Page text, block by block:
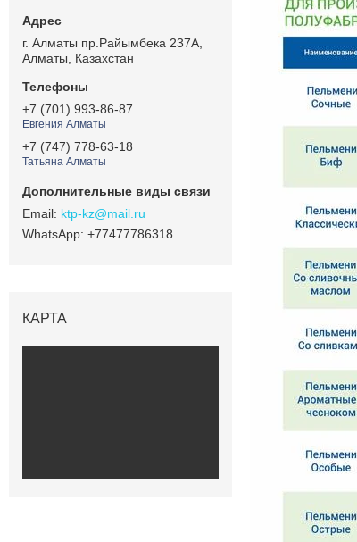
г. Алматы пр.Райымбека 237А,
Алматы, Казахстан
+7 (701) 993-86-87
Евгения Алматы
+7 (747) 778-63-18
Татьяна Алматы
ktp-kz@mail.ru
+77477786318
КАРТА